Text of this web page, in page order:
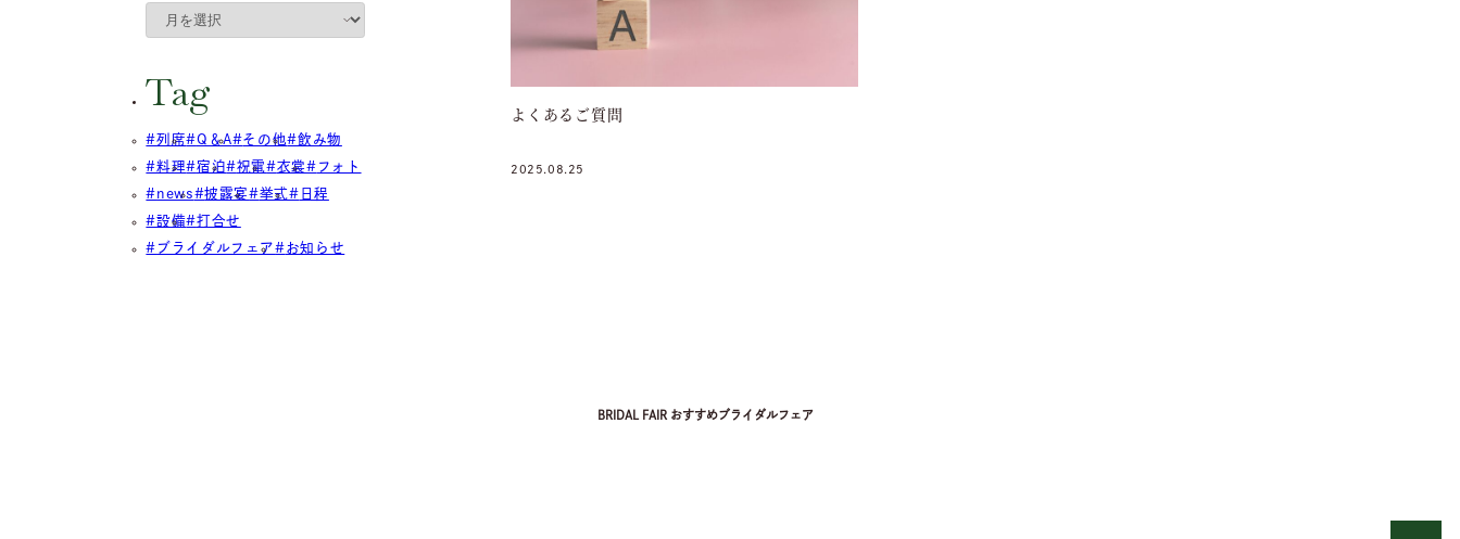
Tag
列席 Q＆A その他
飲み物
料理
宿泊 祝電 衣裳
フォト
news
披露宴 挙式
日程
設備
打合せ
ブライダルフェア
お知らせ
よくあるご質問
2025.08.25
BRIDAL FAIR おすすめブライダルフェア